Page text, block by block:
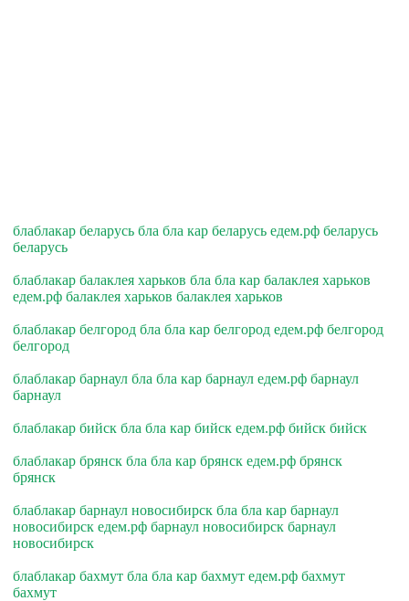
блаблакар беларусь бла бла кар беларусь едем.рф беларусь
беларусь
блаблакар балаклея харьков бла бла кар балаклея харьков
едем.рф балаклея харьков балаклея харьков
блаблакар белгород бла бла кар белгород едем.рф белгород
белгород
блаблакар барнаул бла бла кар барнаул едем.рф барнаул
барнаул
блаблакар бийск бла бла кар бийск едем.рф бийск бийск
блаблакар брянск бла бла кар брянск едем.рф брянск
брянск
блаблакар барнаул новосибирск бла бла кар барнаул
новосибирск едем.рф барнаул новосибирск барнаул
новосибирск
блаблакар бахмут бла бла кар бахмут едем.рф бахмут
бахмут